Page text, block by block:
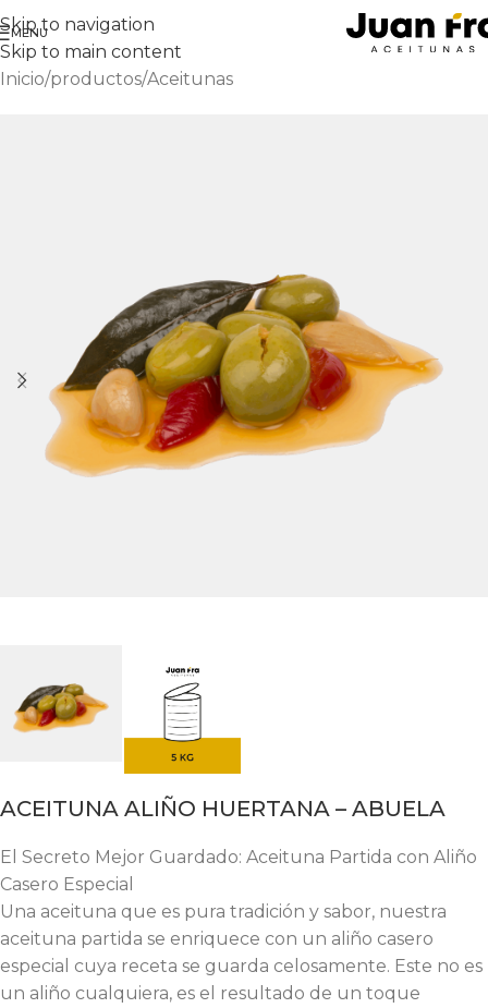
Skip to navigation
Skip to main content
MENU
Inicio/productos/Aceitunas
ACEITUNA ALIÑO HUERTANA – ABUELA
El Secreto Mejor Guardado: Aceituna Partida con Aliño
Casero Especial
Una aceituna que es pura tradición y sabor, nuestra
aceituna partida se enriquece con un aliño casero
especial cuya receta se guarda celosamente. Este no es
un aliño cualquiera, es el resultado de un toque